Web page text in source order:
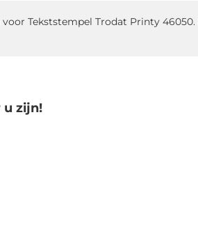
Tekststempel Trodat Printy
u zijn!